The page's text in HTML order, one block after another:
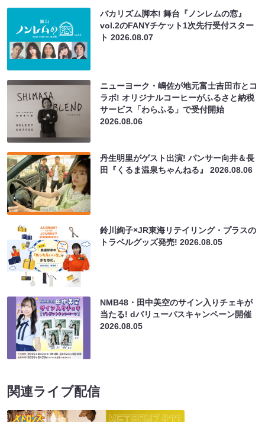
バカリズム脚本! 舞台『ノンレムの窓』
vol.2のFANYチケット1次先行受付スター
ト2026.08.07
ニューヨーク・嶋佐が地元富士吉田市とコ
ラボ! オリジナルコーヒーがふるさと納税
サービス「わらふる」で受付開始
2026.08.06
丹生明里がゲスト出演! パンサー向井＆長
田『くるま温泉ちゃんねる』2026.08.06
鈴川絢子×JR東海リテイリング・プラスの
トラベルグッズ発売!2026.08.05
NMB48・田中美空のサイン入りチェキが
当たる! dバリューパスキャンペーン開催
2026.08.05
関連ライブ配信